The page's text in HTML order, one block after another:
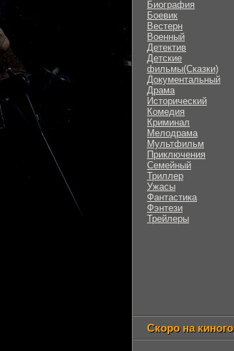
Биография
Боевик
Вестерн
Военный
Детектив
Детские
фильмы(Сказки)
Документальный
Драма
Исторический
Комедия
Криминал
Мелодрама
Мультфильм
Приключения
Семейный
Триллер
Ужасы
Фантастика
Фэнтези
Трейлеры
Скоро на киного